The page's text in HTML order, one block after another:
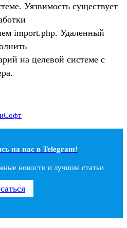
Уязвимость существует
import.php. Удаленный
на целевой системе с
Софт
на наc в Telegram!
новости и лучшие статьи